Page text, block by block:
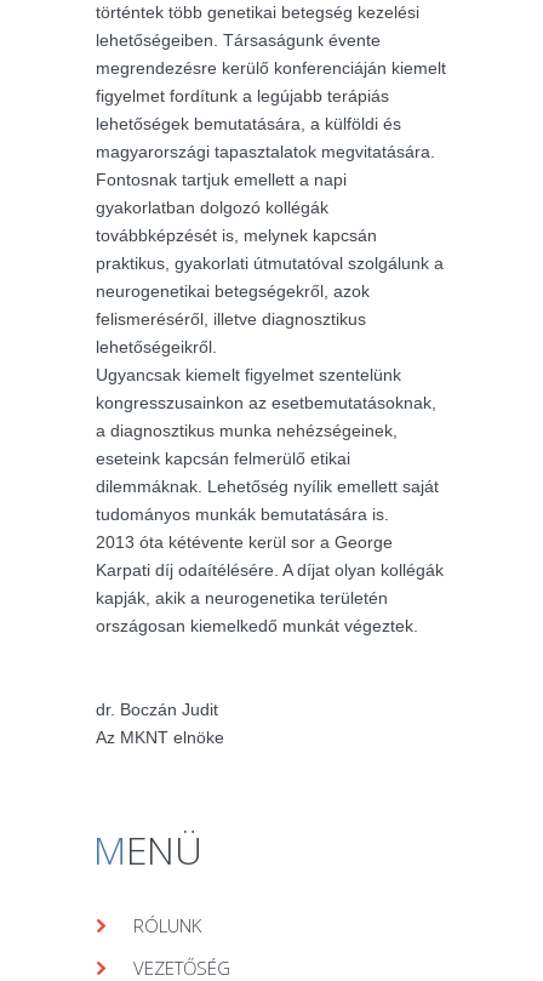
történtek több genetikai betegség kezelési
lehetőségeiben. Társaságunk évente
megrendezésre kerülő konferenciáján kiemelt
figyelmet fordítunk a legújabb terápiás
lehetőségek bemutatására, a külföldi és
magyarországi tapasztalatok megvitatására.
Fontosnak tartjuk emellett a napi
gyakorlatban dolgozó kollégák
továbbképzését is, melynek kapcsán
praktikus, gyakorlati útmutatóval szolgálunk a
neurogenetikai betegségekről, azok
felismeréséről, illetve diagnosztikus
lehetőségeikről.
Ugyancsak kiemelt figyelmet szentelünk
kongresszusainkon az esetbemutatásoknak,
a diagnosztikus munka nehézségeinek,
eseteink kapcsán felmerülő etikai
dilemmáknak. Lehetőség nyílik emellett saját
tudományos munkák bemutatására is.
2013 óta kétévente kerül sor a George
Karpati díj odaítélésére. A díjat olyan kollégák
kapják, akik a neurogenetika területén
országosan kiemelkedő munkát végeztek.
dr. Boczán Judit
Az MKNT elnöke
MENÜ
RÓLUNK
VEZETŐSÉG